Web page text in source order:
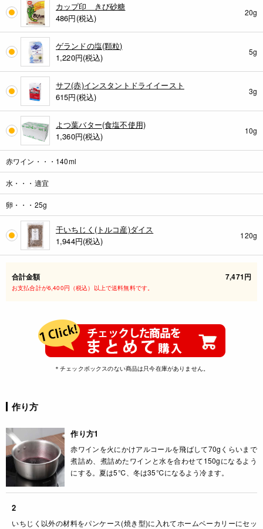
カップ印 きび砂糖
486円(税込)
20g
ゲランドの塩(顆粒)
1,220円(税込)
5g
サフ(赤)インスタントドライイースト
615円(税込)
3g
よつ葉バター(食塩不使用)
1,360円(税込)
10g
赤ワイン・・・140ml
水・・・適宜
卵・・・25g
干いちじく(トルコ産)ダイス
1,944円(税込)
120g
合計金額 7,471円
お支払合計が6,400円（税込）以上で送料無料です。
＊チェックボックスのない商品は只今在庫がありません。
作り方
作り方1
赤ワインを火にかけアルコールを飛ばして70gくらいまで
煮詰め、煮詰めたワインと水を合わせて150gになるよう
にする。夏は5℃、冬は35℃になるよう冷ます。
2
いちじく以外の材料をパンケース(焼き型)に入れてホームベーカリーにセッ